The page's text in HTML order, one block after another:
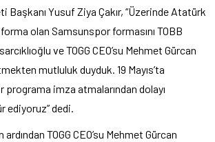
Başkanı Yusuf Ziya Çakır, “Üzerinde Atatürk
olan Samsunspor formasını TOBB
ve TOGG CEO’su Mehmet Gürcan
mutluluk duyduk. 19 Mayıs’ta
programa imza atmalarından dolayı
ediyoruz” dedi.
ardından TOGG CEO’su Mehmet Gürcan